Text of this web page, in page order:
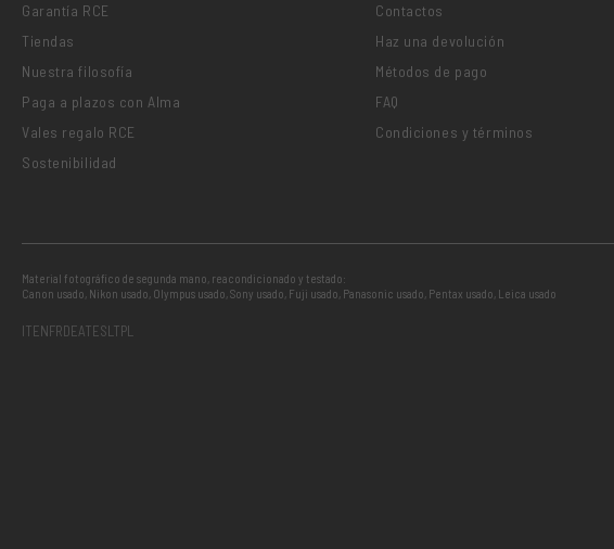
Garantía RCE
Tiendas
Nuestra filosofía
Paga a plazos con Alma
Vales regalo RCE
Sostenibilidad
Contactos
Haz una devolución
Métodos de pago
FAQ
Condiciones y términos
Material fotográfico de segunda mano, reacondicionado y testado:
Canon usado, Nikon usado, Olympus usado,Sony usado, Fuji usado, Panasonic usado, Pentax usado, Leica usado
ITENFRDEATESLTPL